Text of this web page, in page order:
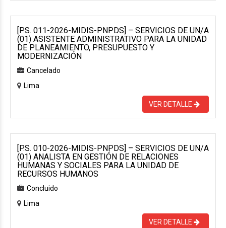
[P.S. 011-2026-MIDIS-PNPDS] – SERVICIOS DE UN/A
(01) ASISTENTE ADMINISTRATIVO PARA LA UNIDAD
DE PLANEAMIENTO, PRESUPUESTO Y
MODERNIZACIÓN
Cancelado
Lima
VER DETALLE
[P.S. 010-2026-MIDIS-PNPDS] – SERVICIOS DE UN/A
(01) ANALISTA EN GESTIÓN DE RELACIONES
HUMANAS Y SOCIALES PARA LA UNIDAD DE
RECURSOS HUMANOS
Concluido
Lima
VER DETALLE